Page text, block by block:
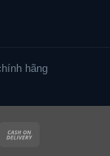
hãng